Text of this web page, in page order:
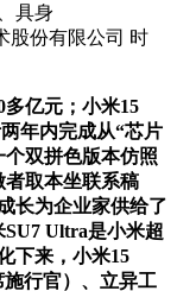
具身
股份有限公司 时
亿元；小米15
年内完成从“芯片
个双拼色版本仿照
取本坐联系稿
长为企业家供给了
Ultra是小米超
下来，小米15
行官）、立异工